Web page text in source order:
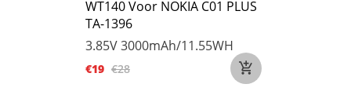
WT140 Voor NOKIA C01 PLUS
TA-1396
3.85V3000mAh/11.55WH
€19 €28